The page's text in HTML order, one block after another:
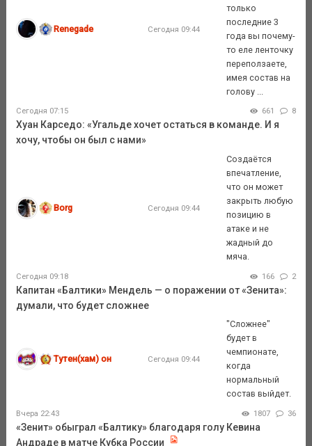
Renegade Сегодня 09:44
только
последние 3
года вы почему-
то еле ленточку
переползаете,
имея состав на
голову ...
Сегодня 07:15 661 8
Хуан Карседо: «Угальде хочет остаться в команде. И я
хочу, чтобы он был с нами»
Borg Сегодня 09:44
Создаётся
впечатление,
что он может
закрыть любую
позицию в
атаке и не
жадный до
мяча.
Сегодня 09:18 166 2
Капитан «Балтики» Мендель — о поражении от «Зенита»:
думали, что будет сложнее
Тутен(хам) он Сегодня 09:44
"Сложнее"
будет в
чемпионате,
когда
нормальный
состав выйдет.
Вчера 22:43 1807 36
«Зенит» обыграл «Балтику» благодаря голу Кевина
Андраде в матче Кубка России